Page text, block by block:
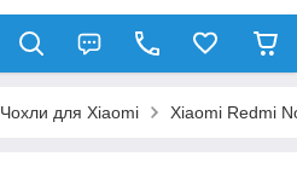
Чохли для Xiaomi Xiaomi Redmi